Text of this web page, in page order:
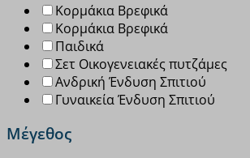
Κορμάκια Βρεφικά
Κορμάκια Βρεφικά
Παιδικά
Σετ Οικογενειακές πυτζάμες
Ανδρική Ένδυση Σπιτιού
Γυναικεία Ένδυση Σπιτιού
Μέγεθος